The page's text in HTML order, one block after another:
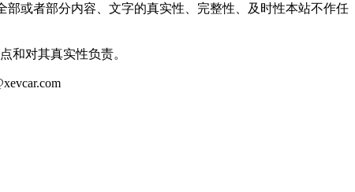
或者部分内容、文字的真实性、完整性、及时性本站不作任
和对其真实性负责。